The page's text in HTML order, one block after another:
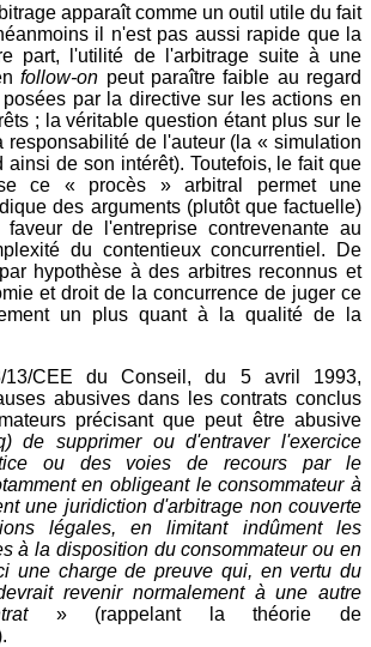
apparaît comme un outil utile du fait
il n'est pas aussi rapide que la
part, l'utilité de l'arbitrage suite à une
follow-on peut paraître faible au regard
par la directive sur les actions en
; la véritable question étant plus sur le
responsabilité de l'auteur (la « simulation
ainsi de son intérêt). Toutefois, le fait que
ce « procès » arbitral permet une
des arguments (plutôt que factuelle)
de l'entreprise contrevenante au
du contentieux concurrentiel. De
hypothèse à des arbitres reconnus et
et droit de la concurrence de juger ce
un plus quant à la qualité de la
13/CEE du Conseil, du 5 avril 1993,
abusives dans les contrats conclus
précisant que peut être abusive
de supprimer ou d'entraver l'exercice
ou des voies de recours par le
en obligeant le consommateur à
une juridiction d'arbitrage non couverte
légales, en limitant indûment les
à la disposition du consommateur ou en
une charge de preuve qui, en vertu du
revenir normalement à une autre
» (rappelant la théorie de